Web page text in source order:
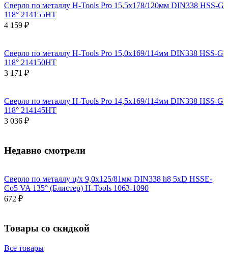
Сверло по металлу H-Tools Pro 15,5x178/120мм DIN338 HSS-G
118° 214155HT
4 159 ₽
Сверло по металлу H-Tools Pro 15,0x169/114мм DIN338 HSS-G
118° 214150HT
3 171 ₽
Сверло по металлу H-Tools Pro 14,5x169/114мм DIN338 HSS-G
118° 214145HT
3 036 ₽
Недавно смотрели
Сверло по металлу ц/х 9,0x125/81мм DIN338 h8 5xD HSSE-
Co5 VA 135° (Блистер) H-Tools 1063-1090
672 ₽
Товары со скидкой
Все товары